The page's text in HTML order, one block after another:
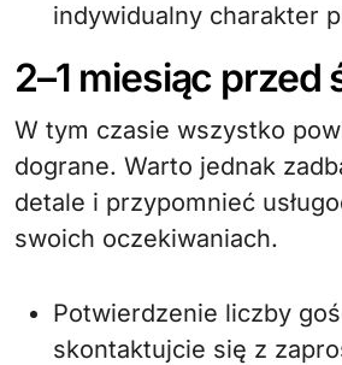
indywidualny charakter
2–1 miesiąc przed
W tym czasie wszystko
dograne. Warto jednak
detale i przypomnieć
swoich oczekiwaniach.
Potwierdzenie liczby
skontaktujcie się z